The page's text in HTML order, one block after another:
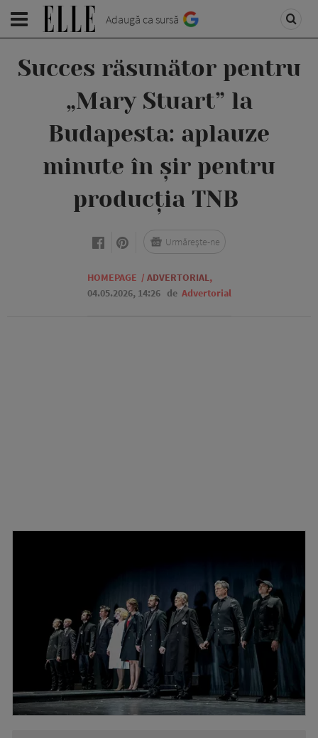
Adaugă ca sursă
Succes răsunător pentru
„Mary Stuart” la
Budapesta: aplauze
minute în șir pentru
producția TNB
HOMEPAGE / ADVERTORIAL,
04.05.2026, 14:26 de Advertorial
Urmărește-ne